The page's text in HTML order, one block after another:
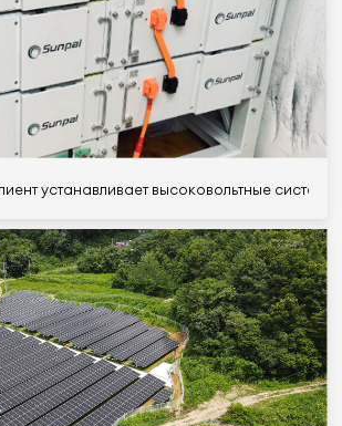
устанавливает высоковольтные